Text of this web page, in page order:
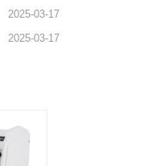
2025-03-17
2025-03-17